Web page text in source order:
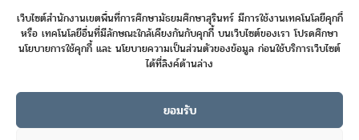
เว็บไซต์สำนักงานเขตพื้นที่การศึกษามัธยมศึกษาสุรินทร์ มีการใช้งานเทคโนโลยีคุกกี้
หรือ เทคโนโลยีอื่นที่มีลักษณะใกล้เคียงกันกับคุกกี้ บนเว็บไซต์ของเรา โปรดศึกษา
นโยบายการใช้คุกกี้ และ นโยบายความเป็นส่วนตัวของข้อมูล ก่อนใช้บริการเว็บไซต์
ได้ที่ลิงค์ด้านล่าง
ยอมรับ